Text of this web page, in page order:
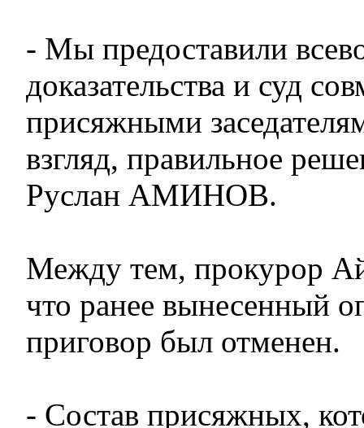
- Мы предоставили
доказательства и суд
присяжными
взгляд, правильное
Руслан АМИНОВ.
Между тем, прокурор
что ранее вынесенный
приговор был отменен.
- Состав присяжных,